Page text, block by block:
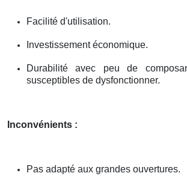
Facilité d'utilisation.
Investissement économique.
Durabilité avec peu de
susceptibles de dysfonctionner.
Inconvénients :
Pas adapté aux grandes ouvertures.